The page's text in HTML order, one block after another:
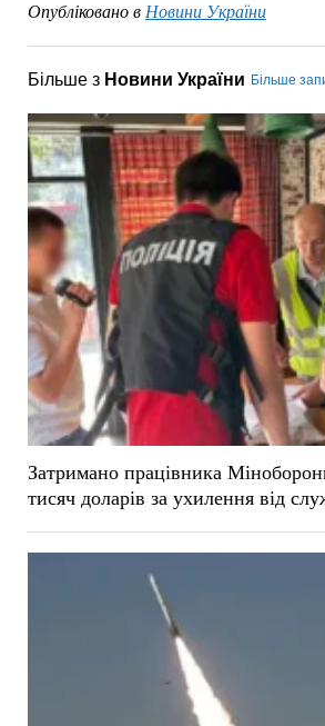
Опубліковано в Новини України
Більше з Новини України Більше
Затримано працівника
тисяч доларів за ухилення від